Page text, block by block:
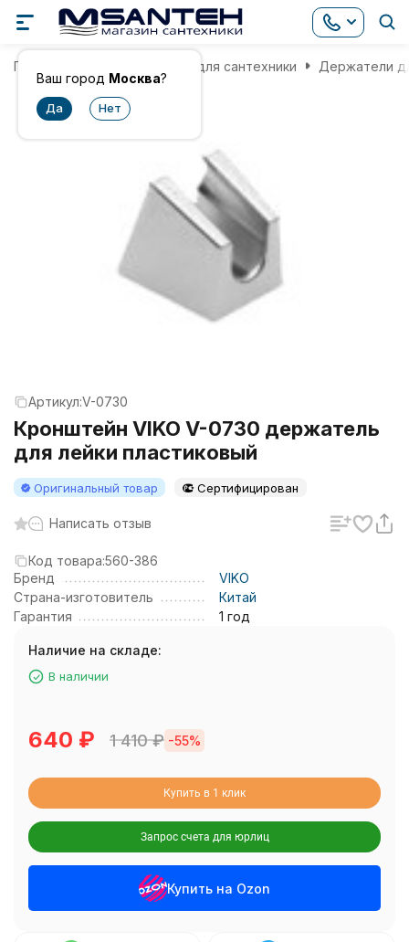
Ваш город Москва?
Главная Комплектующие для сантехники Держатели
Артикул:V-0730
Кронштейн VIKO V-0730 держатель
для лейки пластиковый
Оригинальный товар Сертифицирован
Написать отзыв
Код товара:560-386
Бренд
VIKO
Страна-изготовитель
Китай
Гарантия
1 год
Наличие на складе:
В наличии
640 ₽ 1 410₽ -55%
Купить в 1 клик
Запрос счета для юрлиц
Купить на Ozon